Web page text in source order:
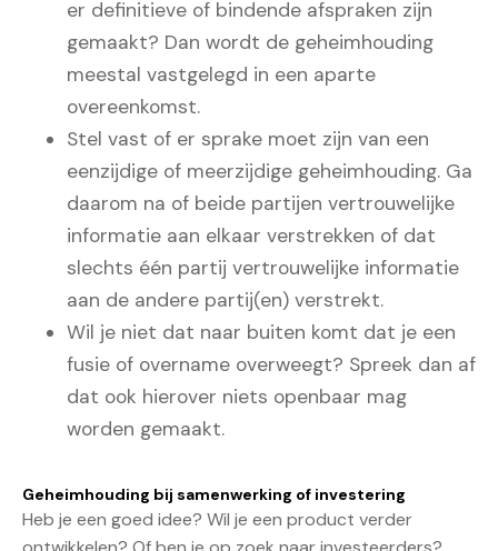
er definitieve of bindende afspraken zijn
gemaakt? Dan wordt de geheimhouding
meestal vastgelegd in een aparte
overeenkomst.
Stel vast of er sprake moet zijn van een
eenzijdige of meerzijdige geheimhouding. Ga
daarom na of beide partijen vertrouwelijke
informatie aan elkaar verstrekken of dat
slechts één partij vertrouwelijke informatie
aan de andere partij(en) verstrekt.
Wil je niet dat naar buiten komt dat je een
fusie of overname overweegt? Spreek dan af
dat ook hierover niets openbaar mag
worden gemaakt.
Geheimhouding bij samenwerking of investering
Heb je een goed idee? Wil je een product verder